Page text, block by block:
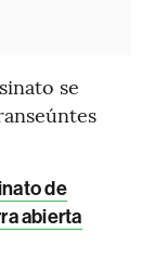
se
de
abierta